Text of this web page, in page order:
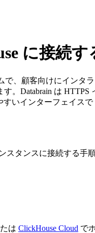
に接続す
で、顧客向けにインタ
。Databrain は HTTPS
いインターフェイス
スタンスに接続する手
は ClickHouse Cloud で